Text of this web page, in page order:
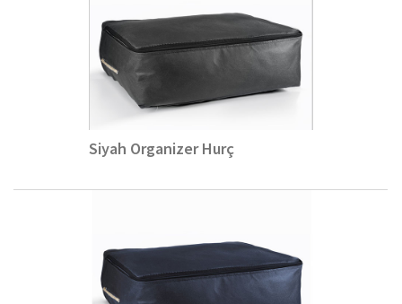
Siyah Organizer Hurç